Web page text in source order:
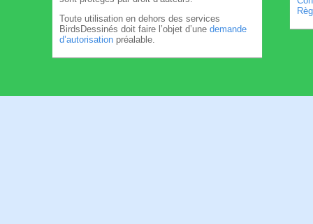
Toute utilisation en dehors des services
BirdsDessinés doit faire l’objet d’une demande
d’autorisation préalable.